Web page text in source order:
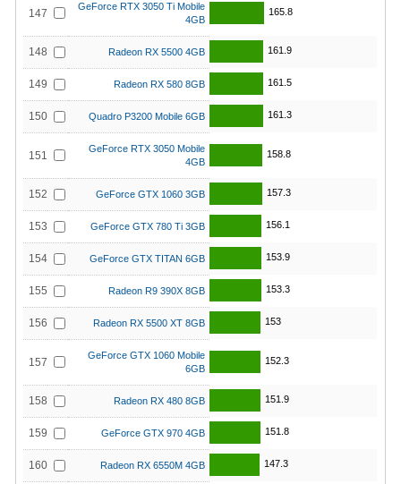
147
GeForce RTX 3050 Ti Mobile
4GB
165.8
148 Radeon RX 5500 4GB 161.9
149 Radeon RX 580 8GB 161.5
150 Quadro P3200 Mobile 6GB 161.3
151
GeForce RTX 3050 Mobile
4GB
158.8
152 GeForce GTX 1060 3GB 157.3
153 GeForce GTX 780 Ti 3GB 156.1
154 GeForce GTX TITAN 6GB 153.9
155 Radeon R9 390X 8GB 153.3
156 Radeon RX 5500 XT 8GB 153
157
GeForce GTX 1060 Mobile
6GB
152.3
158 Radeon RX 480 8GB 151.9
159 GeForce GTX 970 4GB 151.8
160 Radeon RX 6550M 4GB 147.3